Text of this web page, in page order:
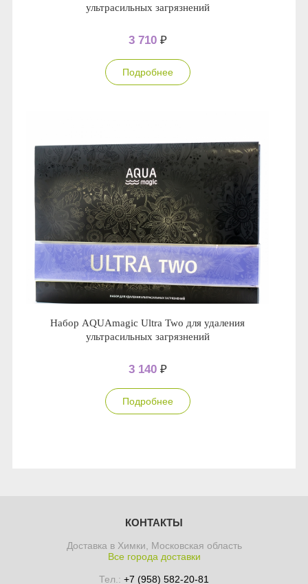
ультрасильных загрязнений
3 710 ₽
Подробнее
Набор AQUAmagic Ultra Two для удаления
ультрасильных загрязнений
3 140 ₽
Подробнее
КОНТАКТЫ
Доставка в Химки, Московская область
Все города доставки
Тел.: +7 (958) 582-20-81